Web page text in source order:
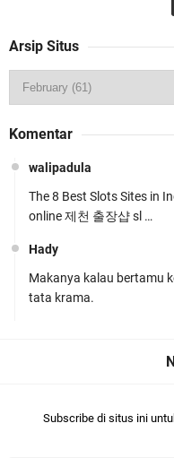
Wilayah Lombok
Kapolsek
Arsip Situs
Komentar
walipadula
The 8 Best Slots Sites in
online 제천 출장샵 sl …
Hady
Makanya kalau bertamu
tata krama.
Subscribe di situs ini